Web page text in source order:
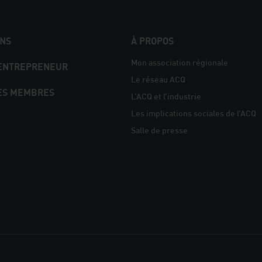
MEMBRES
À PROPOS
Mon association régionale
Le réseau ACQ
L’ACQ et l’industrie
Les implications sociales de l’ACQ
Salle de presse